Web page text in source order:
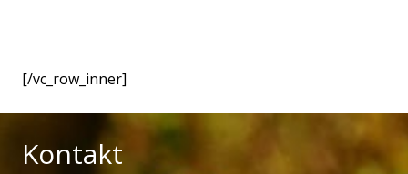
[/vc_row_inner]
Kontakt